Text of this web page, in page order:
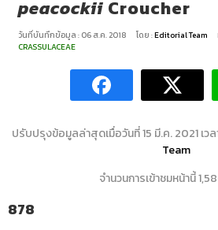
peacockiiCroucher
วันที่บันทึกข้อมูล : 06 ส.ค. 2018 โดย :Editorial Team
CRASSULACEAE
ปรับปรุงข้อมูลล่าสุดเมื่อวันที่ 15 มี.ค. 2021 เวล
Team
จำนวนการเข้าชมหน้านี้
878